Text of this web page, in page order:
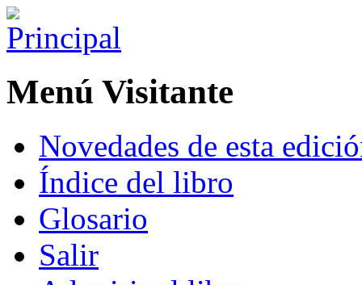
Menú Visitante
Novedades de esta
Índice del libro
Glosario
Salir